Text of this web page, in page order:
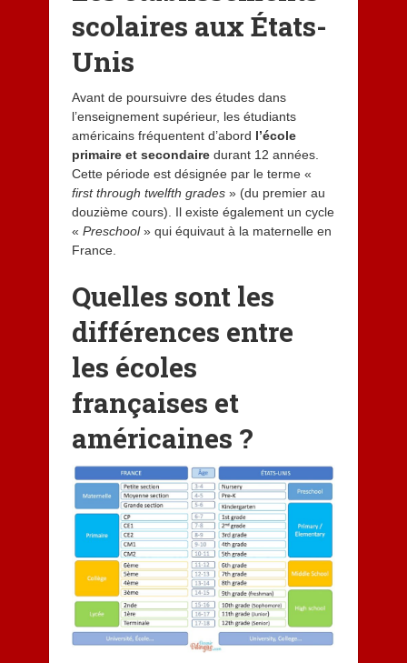
scolaires aux États-
Unis
Avant de poursuivre des études dans
l’enseignement supérieur, les étudiants
américains fréquentent d’abord l’école
primaire et secondairedurant 12 années.
Cette période est désignée par le terme «
first through twelfth grades» (du premier au
douzième cours). Il existe également un cycle
« Preschool» qui équivaut à la maternelle en
France.
Quelles sont les
différences entre
les écoles
françaises et
américaines ?